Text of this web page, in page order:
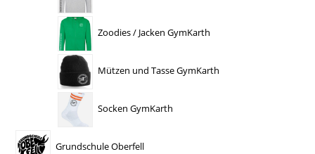
Zoodies / Jacken GymKarth
Mützen und Tasse GymKarth
Socken GymKarth
Grundschule Oberfell